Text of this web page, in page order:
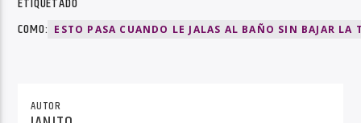
COMO: ESTO PASA CUANDO LE JALAS AL BAÑO SIN BAJAR LA
AUTOR